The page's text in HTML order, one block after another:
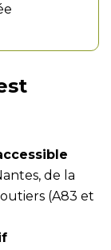
de la
(A83 et